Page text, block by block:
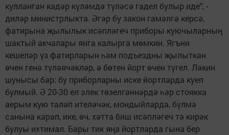
кулланган кадәр күләмдә түләсә гадел булыр иде", -
диләр министрлыкта. Әгәр бу закон гамәлгә керсә,
фатирына җылылык исәпләгеч приборы куючыларның
шактый акчалары янга калырга мөмкин. Ягъни
кешеләр үз фатирларын һәм подъездны җылыткан
өчен генә түләячәкләр, ә бөтен йорт өчен түгел. Ләкин
шунысы бар: бу приборларны иске йортларда куеп
булмый. Ә 20-30 ел элек төзелгәннәрдә һәр стоякка
аерым кую таләп ителәчәк, мондыйларда, бүлмә
санына карап, ике, өч, хәтта биш исәпләгеч тә кирәк
булуы ихтимал. Бары тик яңа йортларда гына бер